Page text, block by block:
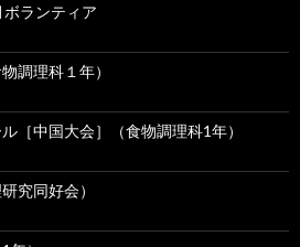
ランティア
調理科１年）
［中国大会］（食物調理科1年）
究同好会）